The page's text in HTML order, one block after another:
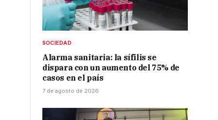
SOCIEDAD
Alarma sanitaria: la sífilis se
dispara con un aumento del 75% de
casos en el país
7 de agosto de 2026